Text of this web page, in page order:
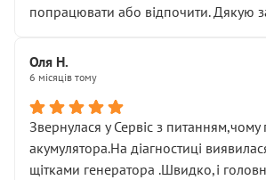
попрацювати або відпочити. Дякую
Оля Н.
6 місяців тому
Звернулася у Сервіс з питанням,чому
акумулятора.На діагностиці
щітками генератора .Швидко,і